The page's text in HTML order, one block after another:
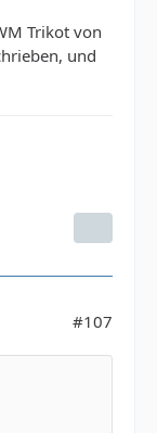
Trikot von
und
#107